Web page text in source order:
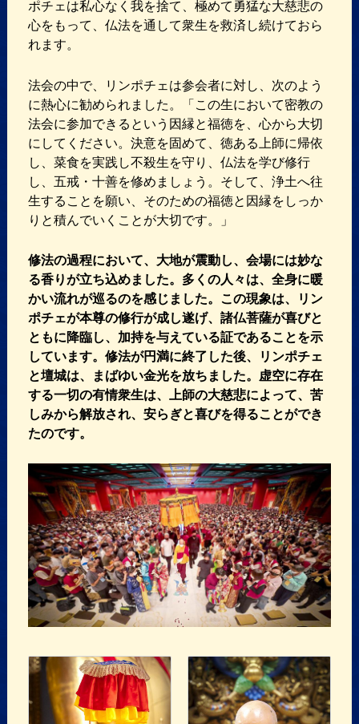
ポチェは私心なく我を捨て、極めて勇猛な大慈悲の
心をもって、仏法を通して衆生を救済し続けておら
れます。
法会の中で、リンポチェは参会者に対し、次のよう
に熱心に勧められました。「この生において密教の
法会に参加できるという因縁と福徳を、心から大切
にしてください。決意を固めて、徳ある上師に帰依
し、菜食を実践し不殺生を守り、仏法を学び修行
し、五戒・十善を修めましょう。そして、浄土へ往
生することを願い、そのための福徳と因縁をしっか
りと積んでいくことが大切です。」
修法の過程において、大地が震動し、会場には妙な
る香りが立ち込めました。多くの人々は、全身に暖
かい流れが巡るのを感じました。この現象は、リン
ポチェが本尊の修行が成し遂げ、諸仏菩薩が喜びと
ともに降臨し、加持を与えている証であることを示
しています。修法が円満に終了した後、リンポチェ
と壇城は、まばゆい金光を放ちました。虚空に存在
する一切の有情衆生は、上師の大慈悲によって、苦
しみから解放され、安らぎと喜びを得ることができ
たのです。